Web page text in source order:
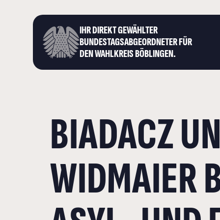
IHR DIREKT GEWÄHLTER
BUNDESTAGS­ABGEORDNETER FÜR
DEN WAHLKREIS BÖBLINGEN.
BIADACZ
WIDMAIER